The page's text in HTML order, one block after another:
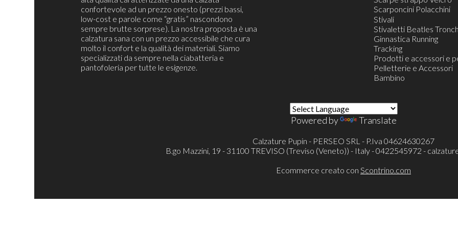
confortevole ad un prezzo onesto (prezzi bassi,
low-cost e parole come “gratis” nascondono
sempre brutte sorprese). La nostra proposta è una
calzatura sana con un prezzo accessibile che cura
molto il confort e la qualità dei materiali. Siamo
specializzati da sempre nella ciabatteria e
pantofoleria per tutte le esigenze.
Scarponcini Polacchini
Scarponcino Polacchini
Scarponcini Polacchini
Stivali
Stivaletti Beatles
Ginnastica Running
Tracking
Prodotti e accessori e
Pelletterie e Accessori
Bambino
Powered by Translate
Calzature Pupin - PERSEO SRL - P.Iva 04624630267
B.go Mazzini, 19 - 31100 TREVISO (Treviso (Veneto)) - Italy - 0422545972 -
Ecommerce creato con Scontrino.com